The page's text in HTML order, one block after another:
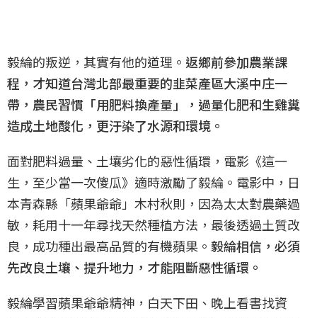
毅綸的叛逆，其實有他的道理。 返鄉前參加農業課
程，才知道台灣北部最重要的韭菜產區大溪中庄一
帶，農民習慣「用肥料換產量」，過量化肥和生雞糞
造成土地酸化，更汙染了水源和環境。
面對肥料過量、土壤劣化的惡性循環，電影《這一
生，至少當一次傻瓜》適時激勵了毅綸。電影中，日
本青森縣「蘋果爺爺」木村秋則，因為太太對農藥過
敏，耗用十一年尋找天然種植方法，最後透過土質改
良，成功種出最高品質的有機蘋果。 毅綸相信，必須
先改良土壤、提升地力，才能阻斷惡性循環。
毅綸學習蘋果爺爺精神，白天下田、晚上看書找資